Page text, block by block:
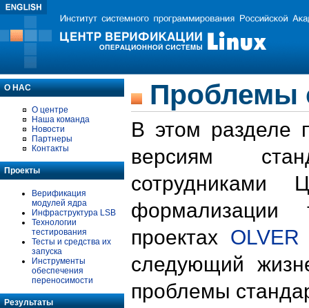
О НАС
О центре
Наша команда
Новости
Партнеры
Контакты
Проекты
Верификация
модулей ядра
Инфраструктура LSB
Технологии
тестирования
Тесты и средства их
запуска
Инструменты
обеспечения
переносимости
Результаты
Проблемы
В этом разделе
версиям
формализации
проектах OLVER
следующий
проблемы